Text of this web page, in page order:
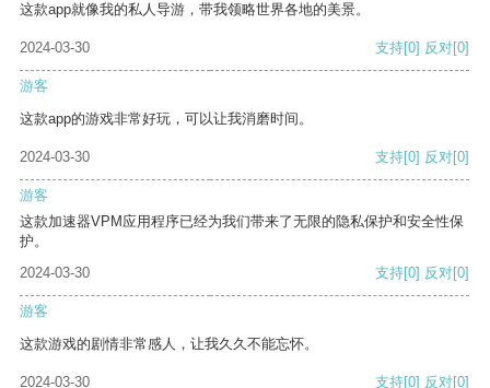
这款app就像我的私人导游，带我领略世界各地的美景。
2024-03-30 支持[0] 反对[0]
游客
这款app的游戏非常好玩，可以让我消磨时间。
2024-03-30 支持[0] 反对[0]
游客
这款加速器VPM应用程序已经为我们带来了无限的隐私保护和安全性保
护。
2024-03-30
支持[0] 反对[0]
游客
这款游戏的剧情非常感人，让我久久不能忘怀。
2024-03-30 支持[0] 反对[0]